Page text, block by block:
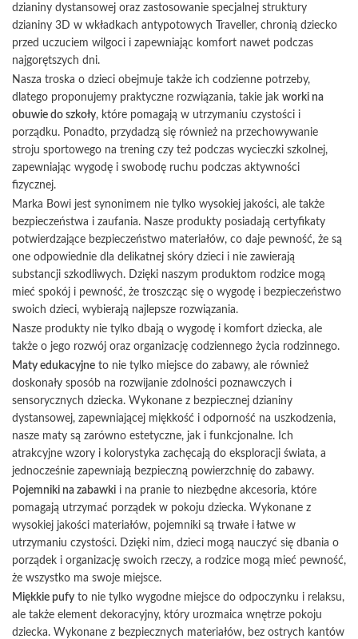
dzianiny dystansowej oraz zastosowanie specjalnej struktury
dzianiny 3D w wkładkach antypotowych Traveller, chronią dziecko
przed uczuciem wilgoci i zapewniając komfort nawet podczas
najgorętszych dni.
Nasza troska o dzieci obejmuje także ich codzienne potrzeby,
dlatego proponujemy praktyczne rozwiązania, takie jak worki na
obuwie do szkoły, które pomagają w utrzymaniu czystości i
porządku. Ponadto, przydadzą się również na przechowywanie
stroju sportowego na trening czy też podczas wycieczki szkolnej,
zapewniając wygodę i swobodę ruchu podczas aktywności
fizycznej.
Marka Bowi jest synonimem nie tylko wysokiej jakości, ale także
bezpieczeństwa i zaufania. Nasze produkty posiadają certyfikaty
potwierdzające bezpieczeństwo materiałów, co daje pewność, że są
one odpowiednie dla delikatnej skóry dzieci i nie zawierają
substancji szkodliwych. Dzięki naszym produktom rodzice mogą
mieć spokój i pewność, że troszcząc się o wygodę i bezpieczeństwo
swoich dzieci, wybierają najlepsze rozwiązania.
Nasze produkty nie tylko dbają o wygodę i komfort dziecka, ale
także o jego rozwój oraz organizację codziennego życia rodzinnego.
Maty edukacyjne to nie tylko miejsce do zabawy, ale również
doskonały sposób na rozwijanie zdolności poznawczych i
sensorycznych dziecka. Wykonane z bezpiecznej dzianiny
dystansowej, zapewniającej miękkość i odporność na uszkodzenia,
nasze maty są zarówno estetyczne, jak i funkcjonalne. Ich
atrakcyjne wzory i kolorystyka zachęcają do eksploracji świata, a
jednocześnie zapewniają bezpieczną powierzchnię do zabawy.
Pojemniki na zabawki i na pranie to niezbędne akcesoria, które
pomagają utrzymać porządek w pokoju dziecka. Wykonane z
wysokiej jakości materiałów, pojemniki są trwałe i łatwe w
utrzymaniu czystości. Dzięki nim, dzieci mogą nauczyć się dbania o
porządek i organizację swoich rzeczy, a rodzice mogą mieć pewność,
że wszystko ma swoje miejsce.
Miękkie pufy to nie tylko wygodne miejsce do odpoczynku i relaksu,
ale także element dekoracyjny, który urozmaica wnętrze pokoju
dziecka. Wykonane z bezpiecznych materiałów, bez ostrych kantów